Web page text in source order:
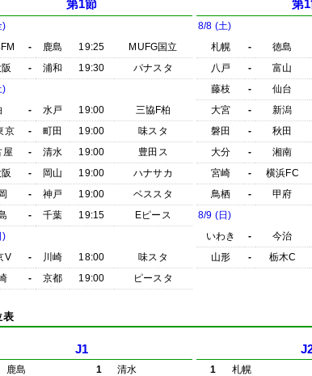
第1節
)
- 鹿島 19:25
MUFG国立
- 浦和 19:30
パナスタ
)
- 水戸 19:00
三協F柏
京
- 町田 19:00
味スタ
屋
- 清水 19:00
豊田ス
- 岡山 19:00
ハナサカ
- 神戸 19:00
ベススタ
- 千葉 19:15
Eピース
)
V
- 川崎 18:00
味スタ
- 京都 19:00 ピースタ
第
8/8 (土)
札幌
- 徳島
八戸
- 富山
藤枝
- 仙台
大宮
- 新潟
磐田
- 秋田
大分
- 湘南
宮崎
- 横浜FC
鳥栖
- 甲府
8/9 (日)
いわき
- 今治
山形
- 栃木C
表
J1
鹿島 1
清水
1 札幌